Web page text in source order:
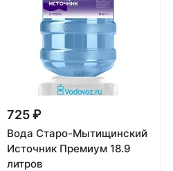
725 ₽
Вода Старо-Мытищинский
Источник Премиум 18.9
литров